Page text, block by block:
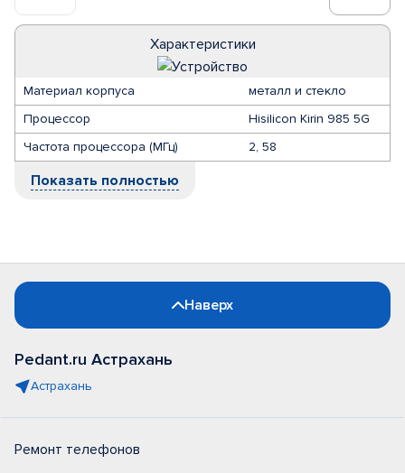
Характеристики
Материал корпуса
металл и стекло
Процессор
Hisilicon Kirin 985 5G
Частота процессора (МГц)
2, 58
Показать полностью
Наверх
Pedant.ru Астрахань
Астрахань
Ремонт телефонов